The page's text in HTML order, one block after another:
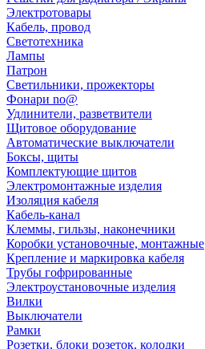
Электротовары
Кабель, провод
Светотехника
Лампы
Патрон
Светильники, прожекторы
Фонари no@
Удлинители, разветвители
Щитовое оборудование
Автоматические выключатели
Боксы, щиты
Комплектующие щитов
Электромонтажные изделия
Изоляция кабеля
Кабель-канал
Клеммы, гильзы, наконечники
Коробки установочные, монтажные
Крепление и маркировка кабеля
Трубы гофрированные
Электроустановочные изделия
Вилки
Выключатели
Рамки
Розетки, блоки розеток, колодки